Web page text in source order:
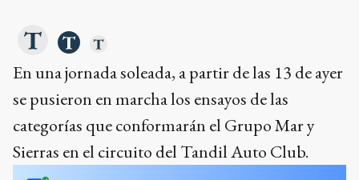
En una jornada soleada, a partir de las 13 de ayer
se pusieron en marcha los ensayos de las
categorías que conformarán el Grupo Mar y
Sierras en el circuito del Tandil Auto Club.